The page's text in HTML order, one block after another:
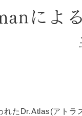
に
たDr.Atlas(アト